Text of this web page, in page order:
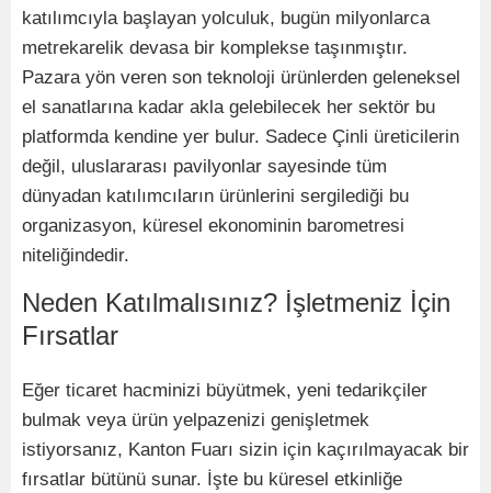
katılımcıyla başlayan yolculuk, bugün milyonlarca
metrekarelik devasa bir komplekse taşınmıştır.
Pazara yön veren son teknoloji ürünlerden geleneksel
el sanatlarına kadar akla gelebilecek her sektör bu
platformda kendine yer bulur. Sadece Çinli üreticilerin
değil, uluslararası pavilyonlar sayesinde tüm
dünyadan katılımcıların ürünlerini sergilediği bu
organizasyon, küresel ekonominin barometresi
niteliğindedir.
Neden Katılmalısınız? İşletmeniz İçin
Fırsatlar
Eğer ticaret hacminizi büyütmek, yeni tedarikçiler
bulmak veya ürün yelpazenizi genişletmek
istiyorsanız, Kanton Fuarı sizin için kaçırılmayacak bir
fırsatlar bütünü sunar. İşte bu küresel etkinliğe